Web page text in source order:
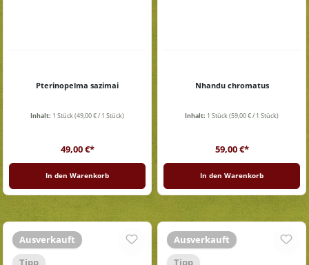
Pterinopelma sazimai
Inhalt: 1 Stück(49,00 € / 1 Stück)
Regulärer Preis:
49,00 €*
In den Warenkorb
Nhandu chromatus
Inhalt: 1 Stück(59,00 € / 1 Stück)
Regulärer Preis:
59,00 €*
In den Warenkorb
Ausverkauft
Tipp
Ausverkauft
Tipp